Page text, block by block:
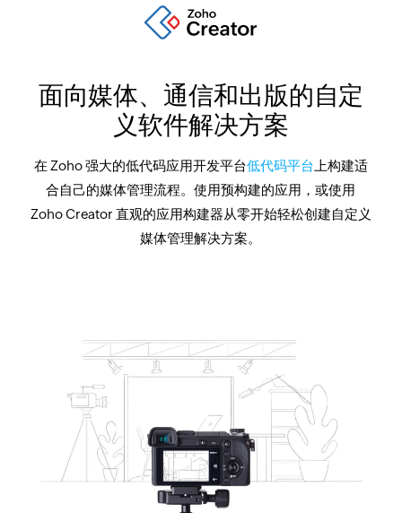
面向媒体、通信和出版的自定
义软件解决方案
在 Zoho 强大的低代码应用开发平台低代码平台 上构建适
合自己的媒体管理流程。使用预构建的应用，或使用
Zoho Creator 直观的应用构建器从零开始轻松创建自定义
媒体管理解决方案。